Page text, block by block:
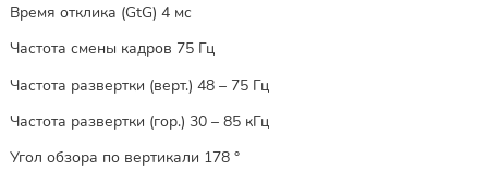
Время отклика (GtG) 4 мс
Частота смены кадров 75 Гц
Частота развертки (верт.) 48 – 75 Гц
Частота развертки (гор.) 30 – 85 кГц
Угол обзора по вертикали 178 °